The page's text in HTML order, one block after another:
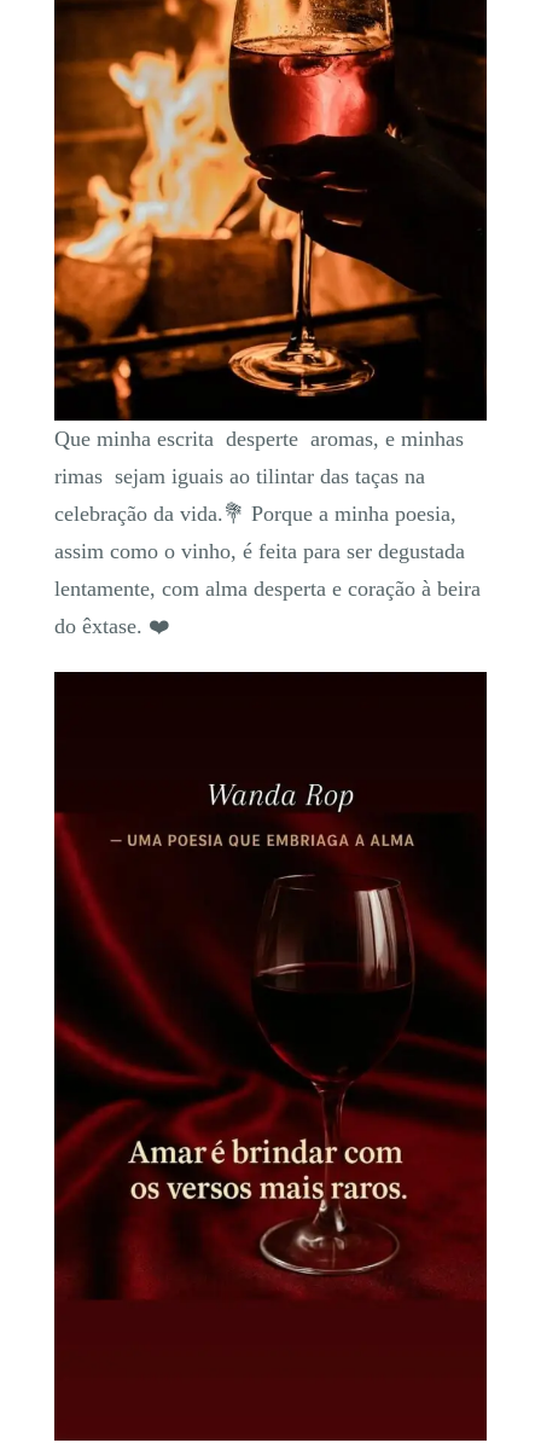
Que minha escrita desperte aromas, e minhas
rimas sejam iguais ao tilintar das taças na
celebração da vida.💐 Porque a minha poesia,
assim como o vinho, é feita para ser degustada
lentamente, com alma desperta e coração à beira
do êxtase. ❤️